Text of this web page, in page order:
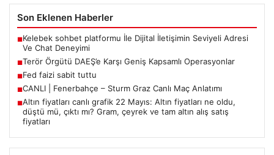
Son Eklenen Haberler
■Kelebek sohbet platformu İle Dijital İletişimin Seviyeli Adresi
Ve Chat Deneyimi
■Terör Örgütü DAEŞ’e Karşı Geniş Kapsamlı Operasyonlar
■Fed faizi sabit tuttu
■CANLI | Fenerbahçe – Sturm Graz Canlı Maç Anlatımı
■Altın fiyatları canlı grafik 22 Mayıs: Altın fiyatları ne oldu,
düştü mü, çıktı mı? Gram, çeyrek ve tam altın alış satış
fiyatları